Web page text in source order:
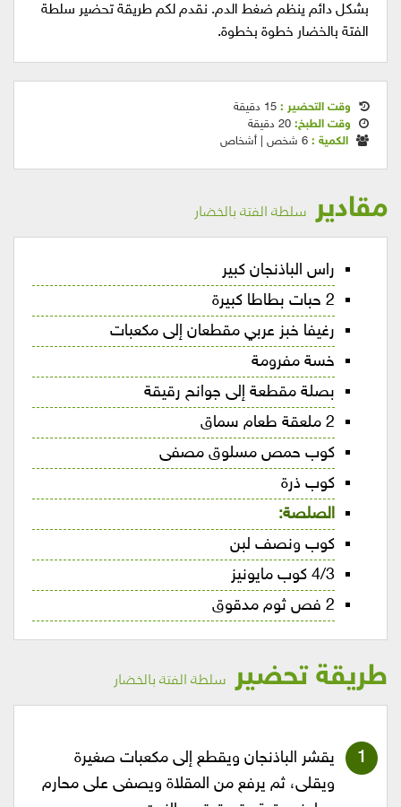
بشكل دائم ينظم ضغط الدم. نقدم لكم طريقة تحضير سلطة
الفتة بالخضار خطوة بخطوة.
وقت التحضير : 15 دقيقة
وقت الطبخ: 20 دقيقة
الكمية : 6 شخص | أشخاص
مقادير سلطة الفتة بالخضار
راس الباذنجان كبير
2 حبات بطاطا كبيرة
رغيفا خبز عربي مقطعان إلى مكعبات
خسة مفرومة
بصلة مقطعة إلى جوانح رقيقة
2 ملعقة طعام سماق
كوب حمص مسلوق مصفى
كوب ذرة
الصلصة:
كوب ونصف لبن
4/3 كوب مايونيز
2 فص ثوم مدقوق
طريقة تحضير سلطة الفتة بالخضار
يقشر الباذنجان ويقطع إلى مكعبات صغيرة
ويقلى، ثم يرفع من المقلاة ويصفى على محارم